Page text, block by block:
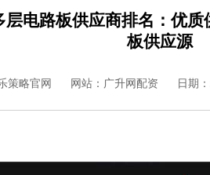
电路板供应商排名：优
板供应源
策略官网 网站：广升网配资 日期